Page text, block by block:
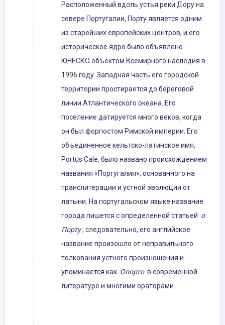
Расположенный вдоль устья реки Дору на
севере Португалии, Порту является одним
из старейших европейских центров, и его
историческое ядро ​​было объявлено
ЮНЕСКО объектом Всемирного наследия в
1996 году. Западная часть его городской
территории простирается до береговой
линии Атлантического океана. Его
поселение датируется много веков, когда
он был форпостом Римской империи. Его
объединенное кельтско-латинское имя,
Portus Cale, было названо происхождением
названия «Португалия», основанного на
транслитерации и устной эволюции от
латыни. На португальском языке название
города пишется с определенной статьей о
Порту; следовательно, его английское
название произошло от неправильного
толкования устного произношения и
упоминается как Опортов современной
литературе и многими ораторами.